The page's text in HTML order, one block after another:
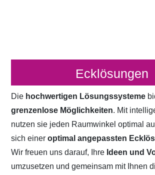
Ecklösungen
Die hochwertigen Lösungssysteme
grenzenlose Möglichkeiten. Mit
nutzen sie jeden Raumwinkel optimal
sich eineroptimal angepassten
Wir freuen uns darauf, Ihre Ideen und
umzusetzen und gemeinsam mit Ihnen